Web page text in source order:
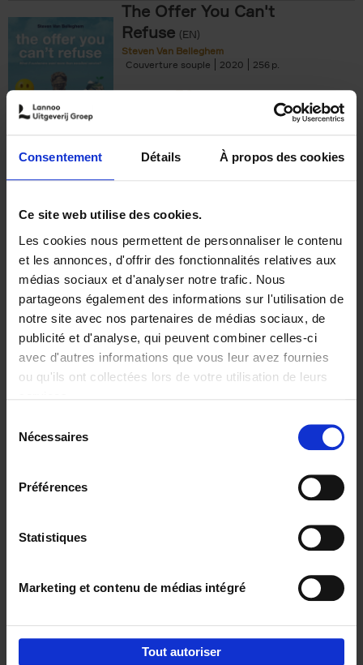
Consentement Détails À propos des cookies
Ce site web utilise des cookies.
Les cookies nous permettent de personnaliser le contenu
et les annonces, d'offrir des fonctionnalités relatives aux
médias sociaux et d'analyser notre trafic. Nous
partageons également des informations sur l'utilisation de
notre site avec nos partenaires de médias sociaux, de
publicité et d'analyse, qui peuvent combiner celles-ci
avec d'autres informations que vous leur avez fournies
ou qu'ils ont collectées lors de votre utilisation de leurs
Nécessaires
Préférences
Statistiques
Marketing et contenu de médias intégré
Tout autoriser
The Offer You Can't
Refuse (EN)
Steven Van Belleghem
Couverture souple
2020 256
€37,50
Building Bonds = Building
Business
Jochen Roef Jozefien De Feyter
Carolien Boom
Couverture souple
2025 200
€29,99
Digital marketing like a PRO -
completely revised edition (EN)